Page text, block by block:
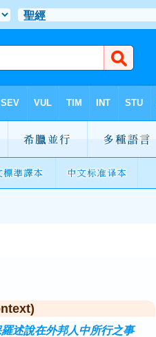
述說在外邦人中所行之事